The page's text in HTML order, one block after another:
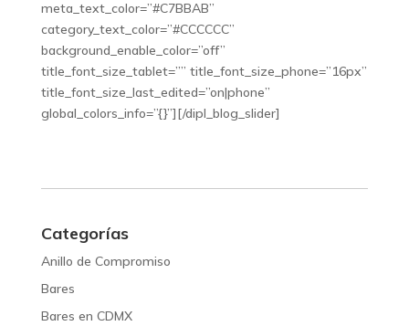
meta_text_color=”#C7BBAB”
category_text_color=”#CCCCCC”
background_enable_color=”off”
title_font_size_tablet=”” title_font_size_phone=”16px”
title_font_size_last_edited=”on|phone”
global_colors_info=”{}”][/dipl_blog_slider]
Categorías
Anillo de Compromiso
Bares
Bares en CDMX